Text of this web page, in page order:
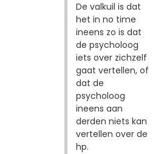
De valkuil is dat
het in no time
ineens zo is dat
de psycholoog
iets over zichzelf
gaat vertellen, of
dat de
psycholoog
ineens aan
derden niets kan
vertellen over de
hp.